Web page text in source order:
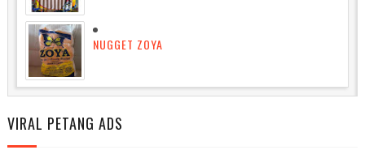
NUGGET ZOYA
VIRAL PETANG ADS